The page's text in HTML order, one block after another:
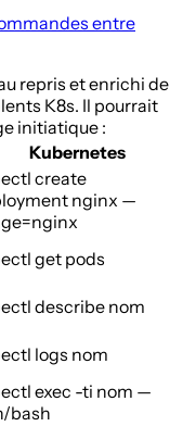
entre
repris et enrichi de
K8s. Il pourrait
initiatique :
Kubernetes
create
nginx —
get pods
describe nom
logs nom
exec -ti nom —
bash